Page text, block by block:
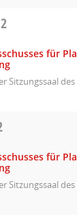
für
Sitzungssaal
für
Sitzungssaal